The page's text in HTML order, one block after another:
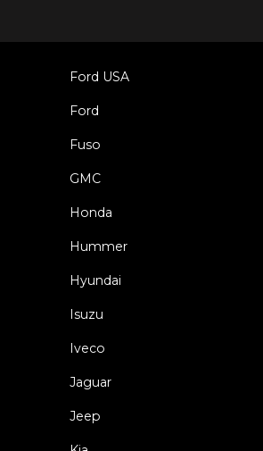
Ford USA
Ford
Fuso
GMC
Honda
Hummer
Hyundai
Isuzu
Iveco
Jaguar
Jeep